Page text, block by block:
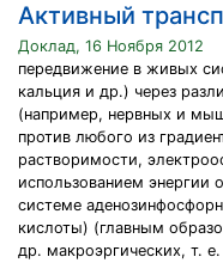
Активный
Доклад, 16 Ноября 2012
передвижение в живых
кальция и др.) через
(например, нервных и
против любого из
растворимости,
использованием энергии
системе
кислоты) (главным
др. макроэргических, т.